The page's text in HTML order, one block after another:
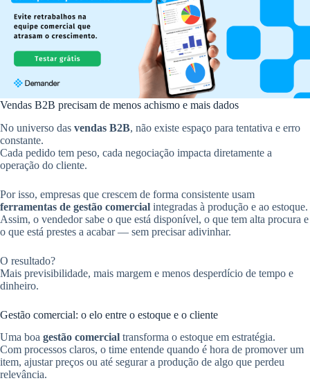
Vendas B2B precisam de menos achismo e mais dados
No universo das vendas B2B, não existe espaço para tentativa e erro
constante.
Cada pedido tem peso, cada negociação impacta diretamente a
operação do cliente.
Por isso, empresas que crescem de forma consistente usam
ferramentas de gestão comercial integradas à produção e ao estoque.
Assim, o vendedor sabe o que está disponível, o que tem alta procura e
o que está prestes a acabar — sem precisar adivinhar.
O resultado?
Mais previsibilidade, mais margem e menos desperdício de tempo e
dinheiro.
Gestão comercial: o elo entre o estoque e o cliente
Uma boa gestão comercial transforma o estoque em estratégia.
Com processos claros, o time entende quando é hora de promover um
item, ajustar preços ou até segurar a produção de algo que perdeu
relevância.